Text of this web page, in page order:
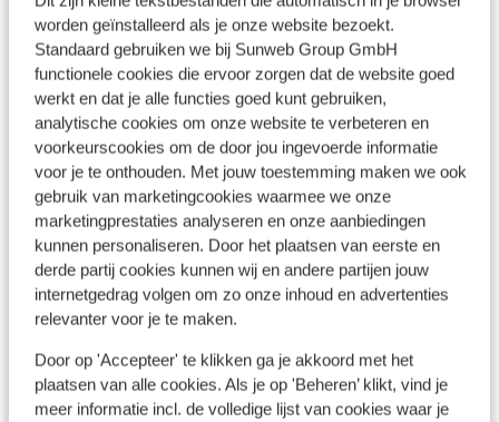
worden geïnstalleerd als je onze website bezoekt.
Standaard gebruiken we bij Sunweb Group GmbH
functionele cookies die ervoor zorgen dat de website goed
werkt en dat je alle functies goed kunt gebruiken,
analytische cookies om onze website te verbeteren en
voorkeurscookies om de door jou ingevoerde informatie
voor je te onthouden. Met jouw toestemming maken we ook
gebruik van marketingcookies waarmee we onze
marketingprestaties analyseren en onze aanbiedingen
kunnen personaliseren. Door het plaatsen van eerste en
derde partij cookies kunnen wij en andere partijen jouw
internetgedrag volgen om zo onze inhoud en advertenties
relevanter voor je te maken.
Door op 'Accepteer' te klikken ga je akkoord met het
plaatsen van alle cookies. Als je op 'Beheren’ klikt, vind je
meer informatie incl. de volledige lijst van cookies waar je